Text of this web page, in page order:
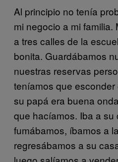
Al principio no tenía
mi negocio a mi familia.
a tres calles de la
bonita. Guardábamos
nuestras reservas
teníamos que
su papá era buena
que hacíamos. Iba a su
fumábamos, íbamos a
regresábamos a su